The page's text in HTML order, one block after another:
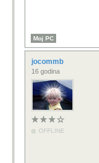
Moj PC
jocommb
16 godina
OFFLINE